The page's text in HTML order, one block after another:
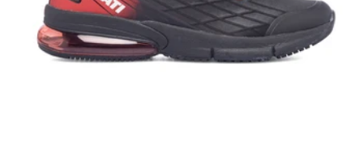
Uomo Bambino